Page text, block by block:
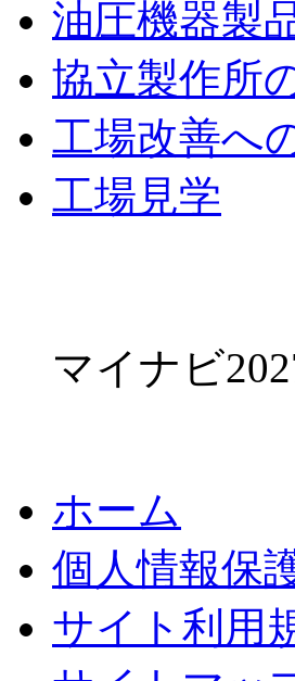
油圧機器製
協立製作所
工場改善へ
工場見学
マイナビ
ホーム
個人情報保
サイト利用